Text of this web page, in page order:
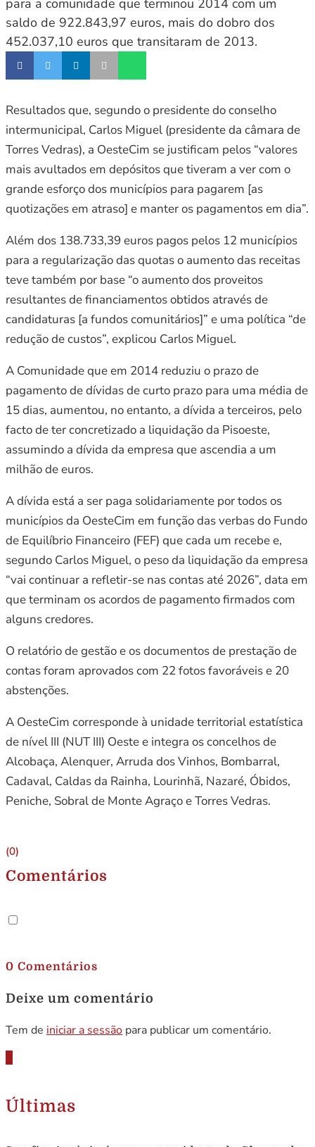
para a comunidade que terminou 2014 com um
saldo de 922.843,97 euros, mais do dobro dos
452.037,10 euros que transitaram de 2013.
Resultados que, segundo o presidente do conselho
intermunicipal, Carlos Miguel (presidente da câmara de
Torres Vedras), a OesteCim se justificam pelos “valores
mais avultados em depósitos que tiveram a ver com o
grande esforço dos municípios para pagarem [as
quotizações em atraso] e manter os pagamentos em dia”.
Além dos 138.733,39 euros pagos pelos 12 municípios
para a regularização das quotas o aumento das receitas
teve também por base “o aumento dos proveitos
resultantes de financiamentos obtidos através de
candidaturas [a fundos comunitários]” e uma política “de
redução de custos”, explicou Carlos Miguel.
A Comunidade que em 2014 reduziu o prazo de
pagamento de dívidas de curto prazo para uma média de
15 dias, aumentou, no entanto, a dívida a terceiros, pelo
facto de ter concretizado a liquidação da Pisoeste,
assumindo a dívida da empresa que ascendia a um
milhão de euros.
A dívida está a ser paga solidariamente por todos os
municípios da OesteCim em função das verbas do Fundo
de Equilíbrio Financeiro (FEF) que cada um recebe e,
segundo Carlos Miguel, o peso da liquidação da empresa
“vai continuar a refletir-se nas contas até 2026”, data em
que terminam os acordos de pagamento firmados com
alguns credores.
O relatório de gestão e os documentos de prestação de
contas foram aprovados com 22 fotos favoráveis e 20
abstenções.
A OesteCim corresponde à unidade territorial estatística
de nível III (NUT III) Oeste e integra os concelhos de
Alcobaça, Alenquer, Arruda dos Vinhos, Bombarral,
Cadaval, Caldas da Rainha, Lourinhã, Nazaré, Óbidos,
Peniche, Sobral de Monte Agraço e Torres Vedras.
(0)
Comentários
0 Comentários
Deixe um comentário
Tem de iniciar a sessão para publicar um comentário.
Últimas